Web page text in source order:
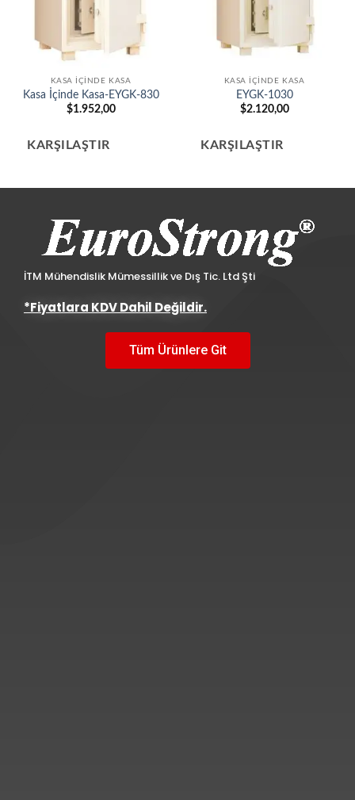
KASA İÇINDE KASA
Kasa İçinde Kasa-EYGK-830
$1.952,00
KARŞILAŞTIR
KASA İÇINDE KASA
EYGK-1030
$2.120,00
KARŞILAŞTIR
İTM Mühendislik Mümessillik ve Dış Tic. Ltd Şti
*Fiyatlara KDV Dahil Değildir.
Tüm Ürünlere Git